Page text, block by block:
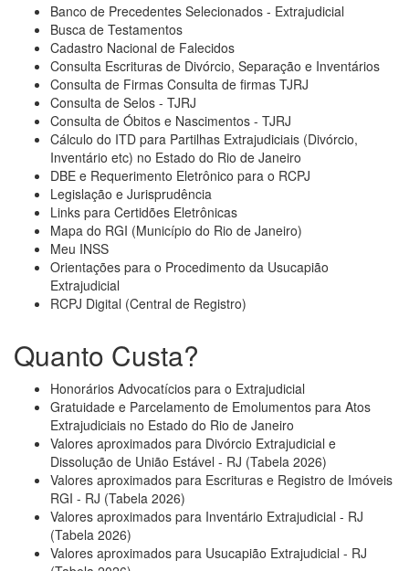
Banco de Precedentes Selecionados - Extrajudicial
Busca de Testamentos
Cadastro Nacional de Falecidos
Consulta Escrituras de Divórcio, Separação e Inventários
Consulta de Firmas Consulta de firmas TJRJ
Consulta de Selos - TJRJ
Consulta de Óbitos e Nascimentos - TJRJ
Cálculo do ITD para Partilhas Extrajudiciais (Divórcio,
Inventário etc) no Estado do Rio de Janeiro
DBE e Requerimento Eletrônico para o RCPJ
Legislação e Jurisprudência
Links para Certidões Eletrônicas
Mapa do RGI (Município do Rio de Janeiro)
Meu INSS
Orientações para o Procedimento da Usucapião
Extrajudicial
RCPJ Digital (Central de Registro)
Quanto Custa?
Honorários Advocatícios para o Extrajudicial
Gratuidade e Parcelamento de Emolumentos para Atos
Extrajudiciais no Estado do Rio de Janeiro
Valores aproximados para Divórcio Extrajudicial e
Dissolução de União Estável - RJ (Tabela 2026)
Valores aproximados para Escrituras e Registro de Imóveis
RGI - RJ (Tabela 2026)
Valores aproximados para Inventário Extrajudicial - RJ
(Tabela 2026)
Valores aproximados para Usucapião Extrajudicial - RJ